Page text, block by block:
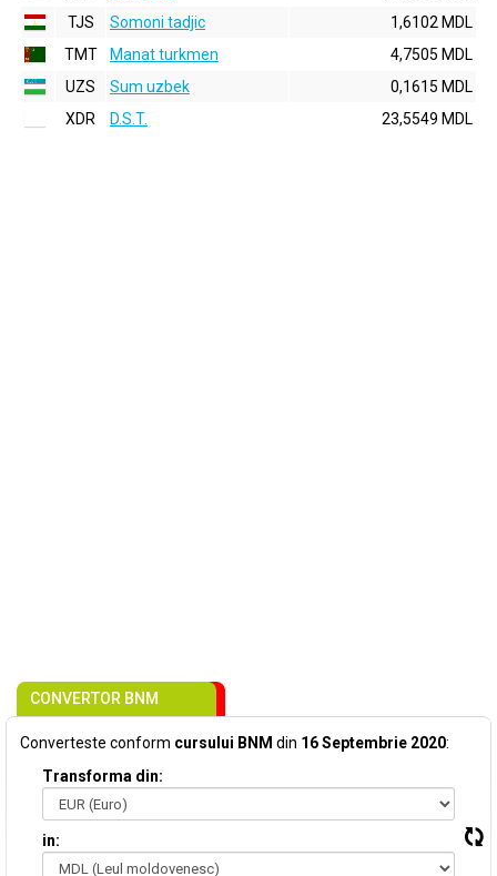
TJS
Somoni tadjic
1,6102 MDL
TMT
Manat turkmen
4,7505 MDL
UZS
Sum uzbek
0,1615 MDL
XDR
D.S.T. 23,5549 MDL
CONVERTOR BNM
Converteste conform cursului BNM din 16 Septembrie 2020:
Transforma din:
in: